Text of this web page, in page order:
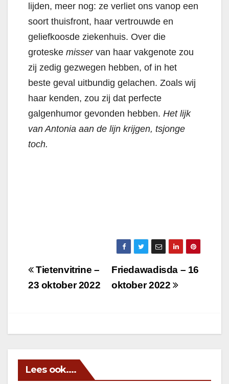
lijden, meer nog: ze verliet ons vanop een
soort thuisfront, haar vertrouwde en
geliefkoosde ziekenhuis. Over die
groteske misser van haar vakgenote zou
zij zedig gezwegen hebben, of in het
beste geval uitbundig gelachen. Zoals wij
haar kenden, zou zij dat perfecte
galgenhumor gevonden hebben. Het lijk
van Antonia aan de lijn krijgen, tsjonge
toch.
BerichtnavigatieFriedawadisda – 16
oktober 2022
Tietenvitrine –
23 oktober 2022
Lees ook....